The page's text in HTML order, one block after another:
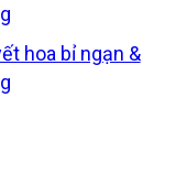
hoa bỉ ngạn &